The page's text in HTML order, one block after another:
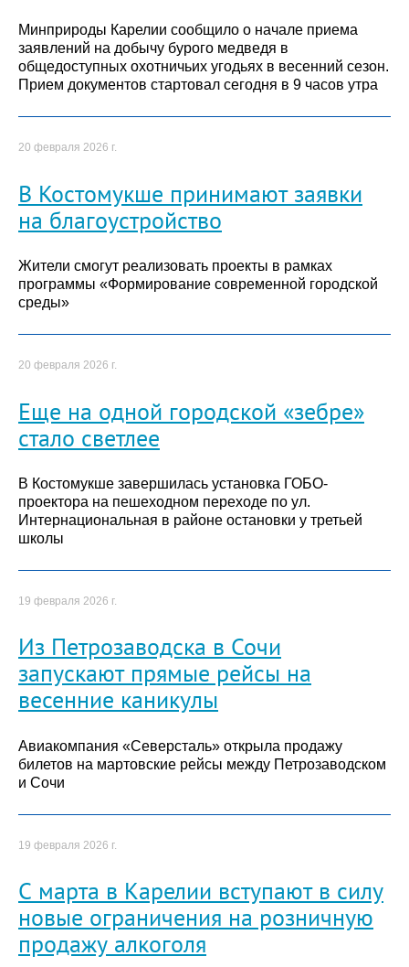
Минприроды Карелии сообщило о начале приема
заявлений на добычу бурого медведя в
общедоступных охотничьих угодьях в весенний сезон.
Прием документов стартовал сегодня в 9 часов утра
20 февраля 2026 г.
В Костомукше принимают заявки
на благоустройство
Жители смогут реализовать проекты в рамках
программы «Формирование современной городской
среды»
20 февраля 2026 г.
Еще на одной городской «зебре»
стало светлее
В Костомукше завершилась установка ГОБО-
проектора на пешеходном переходе по ул.
Интернациональная в районе остановки у третьей
школы
19 февраля 2026 г.
Из Петрозаводска в Сочи
запускают прямые рейсы на
весенние каникулы
Авиакомпания «Северсталь» открыла продажу
билетов на мартовские рейсы между Петрозаводском
и Сочи
19 февраля 2026 г.
С марта в Карелии вступают в силу
новые ограничения на розничную
продажу алкоголя